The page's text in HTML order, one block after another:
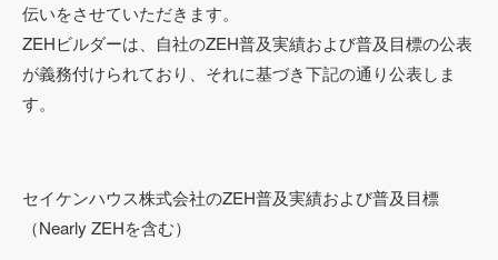
伝いをさせていただきます。
ZEHビルダーは、自社のZEH普及実績および普及目標の公表
が義務付けられており、それに基づき下記の通り公表しま
す。
セイケンハウス株式会社のZEH普及実績および普及目標
（Nearly ZEHを含む）